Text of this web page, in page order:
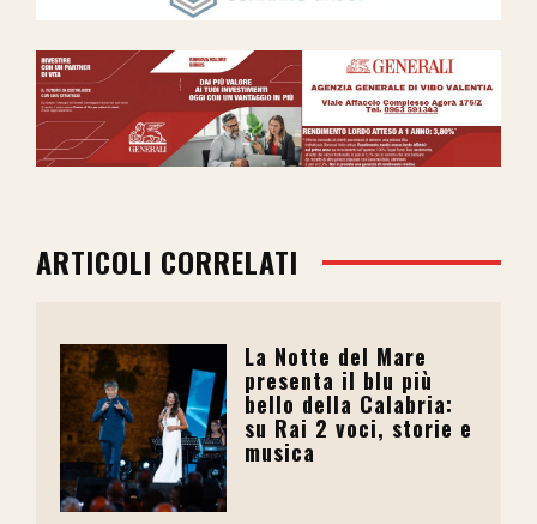
ARTICOLI CORRELATI
La Notte del Mare
presenta il blu più
bello della Calabria:
su Rai 2 voci, storie e
musica